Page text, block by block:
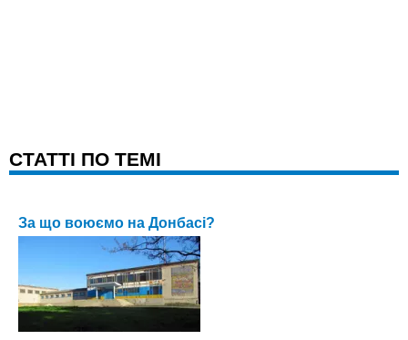
CТАТТІ ПО ТЕМІ
За що воюємо на Донбасі?